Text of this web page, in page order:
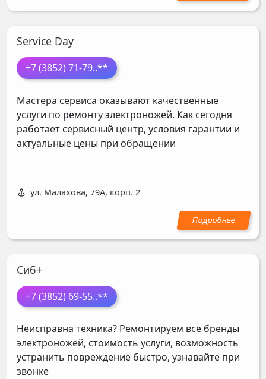
Service Day
+7 (3852) 71-79..**
Мастера сервиса оказывают качественные
услуги по ремонту электроножей. Как сегодня
работает сервисный центр, условия гарантии и
актуальные цены при обращении
ул. Малахова, 79А, корп. 2
Сиб+
+7 (3852) 69-55..**
Неисправна техника? Ремонтируем все бренды
электроножей, стоимость услуги, возможность
устранить повреждение быстро, узнавайте при
звонке